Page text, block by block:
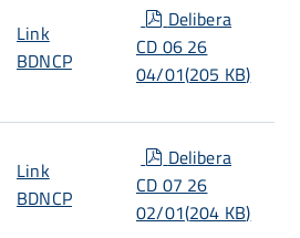
Link
BDNCP
pdf
Delibera
CD 06 26
04/01(205 KB)
Link
BDNCP
pdf
Delibera
CD 07 26
02/01(204 KB)